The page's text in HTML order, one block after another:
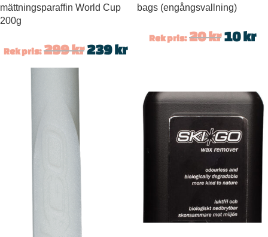
mättningsparaffin World Cup
200g
Rek pris: 299kr239kr
bags (engångsvallning)
Rek pris: 20kr 10kr